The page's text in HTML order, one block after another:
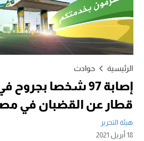
الرئيسية حوادث
إصابة 97 شخصا
قطار عن القضبان في
هيئة التحرير
18 أبريل 2021